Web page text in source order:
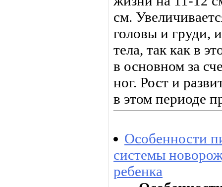
см.
головы и груди,
тела, так как в
в ос­новном за
ног. Рост и
в этом периоде
Особенности
системы
ребенка